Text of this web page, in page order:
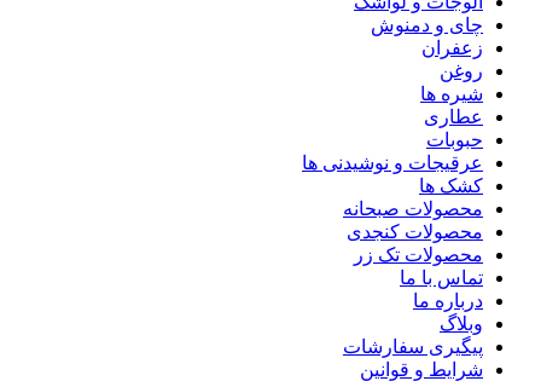
چای و دمنوش
زعفران
روغن
شیره ها
عطاری
حبوبات
عرقیجات و نوشیدنی ها
کشک ها
محصولات صبحانه
محصولات کنجدی
محصولات تک زر
تماس با ما
درباره ما
وبلاگ
پیگیری سفارشات
شرایط و قوانین